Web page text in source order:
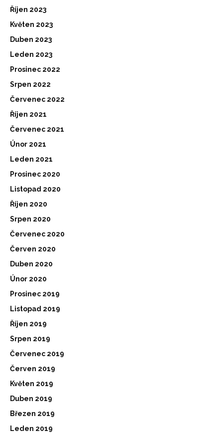
Říjen 2023
Květen 2023
Duben 2023
Leden 2023
Prosinec 2022
Srpen 2022
Červenec 2022
Říjen 2021
Červenec 2021
Únor 2021
Leden 2021
Prosinec 2020
Listopad 2020
Říjen 2020
Srpen 2020
Červenec 2020
Červen 2020
Duben 2020
Únor 2020
Prosinec 2019
Listopad 2019
Říjen 2019
Srpen 2019
Červenec 2019
Červen 2019
Květen 2019
Duben 2019
Březen 2019
Leden 2019